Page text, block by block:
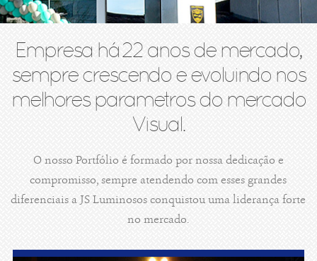
Empresa há 22 anos de mercado,
sempre crescendo e evoluindo nos
melhores parametros do mercado
Visual.
O nosso Portfólio é formado por nossa dedicação e
compromisso, sempre atendendo com esses grandes
diferenciais a JS Luminosos conquistou uma liderança forte
no mercado.